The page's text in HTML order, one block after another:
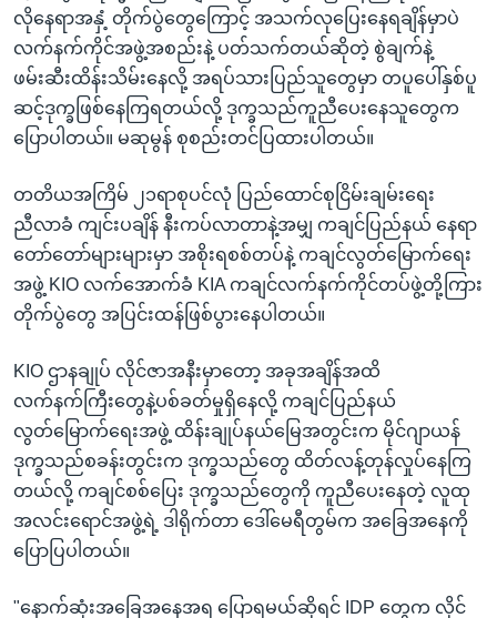
လိုနေရာအနှံ့ တိုက်ပွဲတွေကြောင့် အသက်လုပြေးနေရချိန်မှာပဲ
လက်နက်ကိုင်အဖွဲ့အစည်းနဲ့ ပတ်သက်တယ်ဆိုတဲ့ စွဲချက်နဲ့
ဖမ်းဆီးထိန်းသိမ်းနေလို့ အရပ်သားပြည်သူတွေမှာ တပူပေါ်နှစ်ပူ
ဆင့်ဒုက္ခဖြစ်နေကြရတယ်လို့ ဒုက္ခသည်ကူညီပေးနေသူတွေက
ပြောပါတယ်။ မဆုမွန် စုစည်းတင်ပြထားပါတယ်။
တတိယအကြိမ် ၂၁ရာစုပင်လုံ ပြည်ထောင်စုငြိမ်းချမ်းရေး
ညီလာခံ ကျင်းပချိန် နီးကပ်လာတာနဲ့အမျှ ကချင်ပြည်နယ် နေရာ
တော်တော်များများမှာ အစိုးရစစ်တပ်နဲ့ ကချင်လွတ်မြောက်ရေး
အဖွဲ့ KIO လက်အောက်ခံ KIA ကချင်လက်နက်ကိုင်တပ်ဖွဲ့တို့ကြား
တိုက်ပွဲတွေ အပြင်းထန်ဖြစ်ပွားနေပါတယ်။
KIO ဌာနချုပ် လိုင်ဇာအနီးမှာတော့ အခုအချိန်အထိ
လက်နက်ကြီးတွေနဲ့ပစ်ခတ်မှုရှိနေလို့ ကချင်ပြည်နယ်
လွတ်မြောက်ရေးအဖွဲ့ ထိန်းချုပ်နယ်မြေအတွင်းက မိုင်ဂျာယန်
ဒုက္ခသည်စခန်းတွင်းက ဒုက္ခသည်တွေ ထိတ်လန့်တုန်လှုပ်နေကြ
တယ်လို့ ကချင်စစ်ပြေး ဒုက္ခသည်တွေကို ကူညီပေးနေတဲ့ လူထု
အလင်းရောင်အဖွဲ့ရဲ့ ဒါရိုက်တာ ဒေါ်မေရီတွမ်က အခြေအနေကို
ပြောပြပါတယ်။
"နောက်ဆုံးအခြေအနေအရ ပြောရမယ်ဆိုရင် IDP တွေက လိုင်